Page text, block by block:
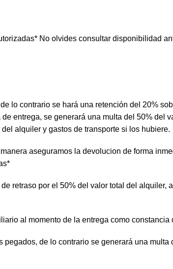
No olvides consultar disponibilidad
lo contrario se hará una retención del 20%
entrega, se generará una multa del 50% del
alquiler y gastos de transporte si los hubiere.
aseguramos la devolucion de forma
retraso por el 50% del valor total del alquiler,
al momento de la entrega como constancia
de lo contrario se generará una